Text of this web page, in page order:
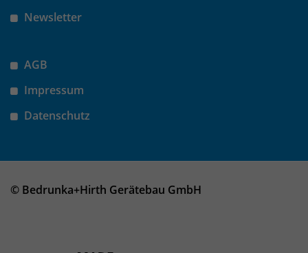
Newsletter
AGB
Impressum
Datenschutz
© Bedrunka+Hirth Gerätebau GmbH